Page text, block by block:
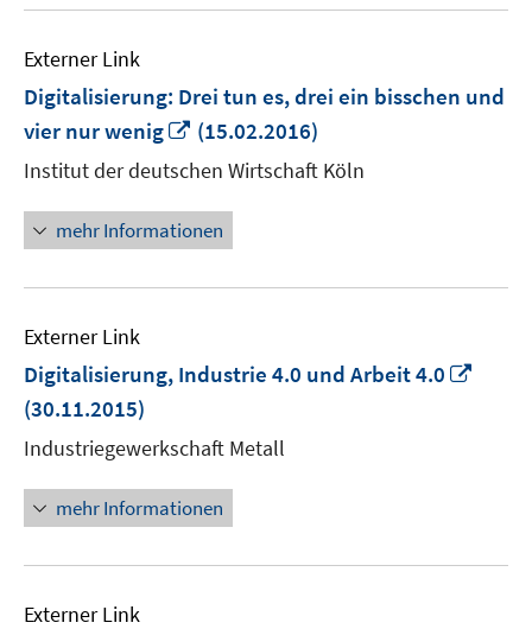
Externer Link
Digitalisierung: Drei tun es, drei ein bisschen und
vier nur wenig
In
neuem
Fenster
öffnen
(15.02.2016)
Institut der deutschen Wirtschaft Köln
mehr Informationen
Externer Link
Digitalisierung, Industrie 4.0 und Arbeit 4.0
(30.11.2015)
Industriegewerkschaft Metall
mehr Informationen
Externer Link